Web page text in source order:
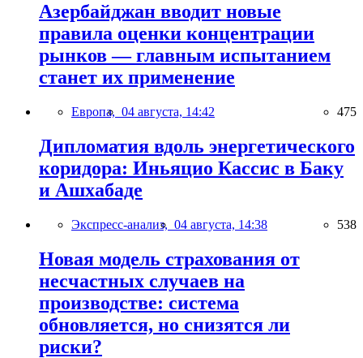
Азербайджан вводит новые
правила оценки концентрации
рынков — главным испытанием
станет их применение
Европа, 04 августа, 14:42 475
Дипломатия вдоль энергетического
коридора: Иньяцио Кассис в Баку
и Ашхабаде
Экспресс-анализ, 04 августа, 14:38 538
Новая модель страхования от
несчастных случаев на
производстве: система
обновляется, но снизятся ли
риски?